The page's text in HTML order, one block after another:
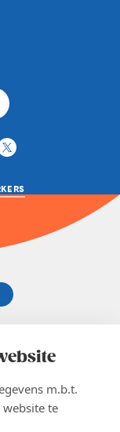
m.b.t.
website te